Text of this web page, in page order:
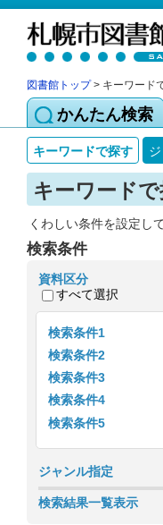
図書館トップ> キーワード
かんたん検索
キーワードで探す
キーワード
くわしい条件を設定し
検索条件
資料区分
すべて選択
検索条件1
検索条件2
検索条件3
検索条件4
検索条件5
ジャンル指定
検索結果一覧表示